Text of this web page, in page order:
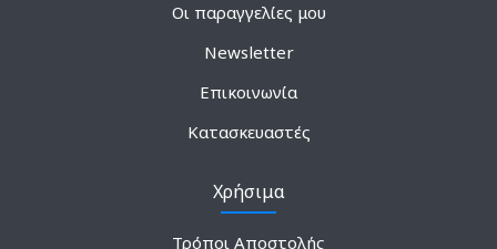
Οι παραγγελίες μου
Newsletter
Επικοινωνία
Κατασκευαστές
Χρήσιμα
Τρόποι Αποστολής